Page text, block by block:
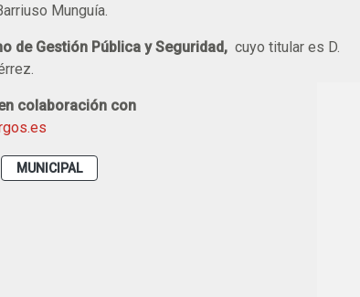
Munguía.
de Gestión Pública y Seguridad, ​​​​​​​ cuyo titular es D.
colaboración con
MUNICIPAL